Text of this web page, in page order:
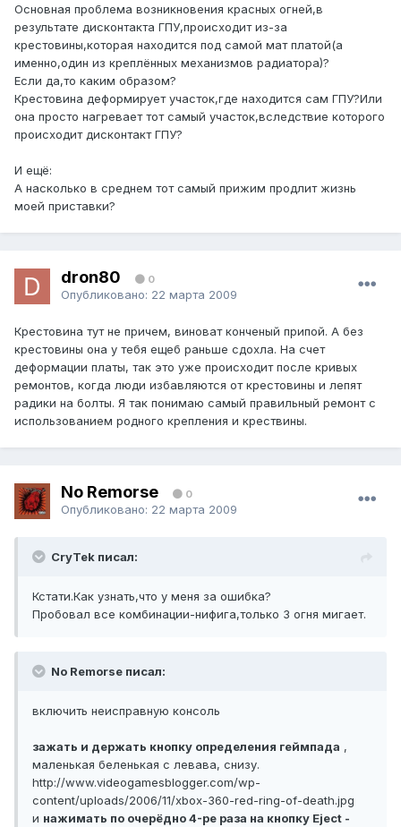
Основная проблема возникновения красных огней,в
результате дисконтакта ГПУ,происходит из-за
крестовины,которая находится под самой мат платой(а
именно,один из креплённых механизмов радиатора)?
Если да,то каким образом?
Крестовина деформирует участок,где находится сам ГПУ?Или
она просто нагревает тот самый участок,вследствие которого
происходит дисконтакт ГПУ?
И ещё:
А насколько в среднем тот самый прижим продлит жизнь
моей приставки?
dron80 0
Опубликовано: 22 марта 2009
Крестовина тут не причем, виноват конченый припой. А без
крестовины она у тебя ещеб раньше сдохла. На счет
деформации платы, так это уже происходит после кривых
ремонтов, когда люди избавляются от крестовины и лепят
радики на болты. Я так понимаю самый правильный ремонт с
использованием родного крепления и крествины.
No Remorse 0
Опубликовано: 22 марта 2009
CryTek писал:
Кстати.Как узнать,что у меня за ошибка?
Пробовал все комбинации-нифига,только 3 огня мигает.
No Remorse писал:
включить неисправную консоль
зажать и держать кнопку определения геймпада ,
маленькая беленькая с левава, снизу.
http://www.videogamesblogger.com/wp-
content/uploads/2006/11/xbox-360-red-ring-of-death.jpg
и нажимать по очерёдно 4-ре раза на кнопку Eject -